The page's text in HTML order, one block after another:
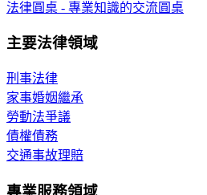
法律圓桌 - 專業知識的交流圓桌
主要法律領域
刑事法律
家事婚姻繼承
勞動法爭議
債權債務
交通事故理賠
專業服務領域